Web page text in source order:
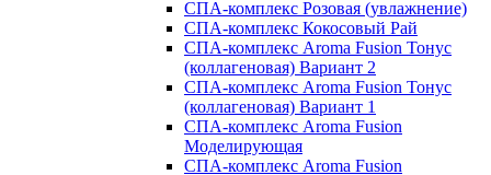
СПА-комплекс Розовая (увлажнение)
СПА-комплекс Кокосовый Рай
СПА-комплекс Aroma Fusion Тонус
(коллагеновая) Вариант 2
СПА-комплекс Aroma Fusion Тонус
(коллагеновая) Вариант 1
СПА-комплекс Aroma Fusion
Моделирующая
СПА-комплекс Aroma Fusion